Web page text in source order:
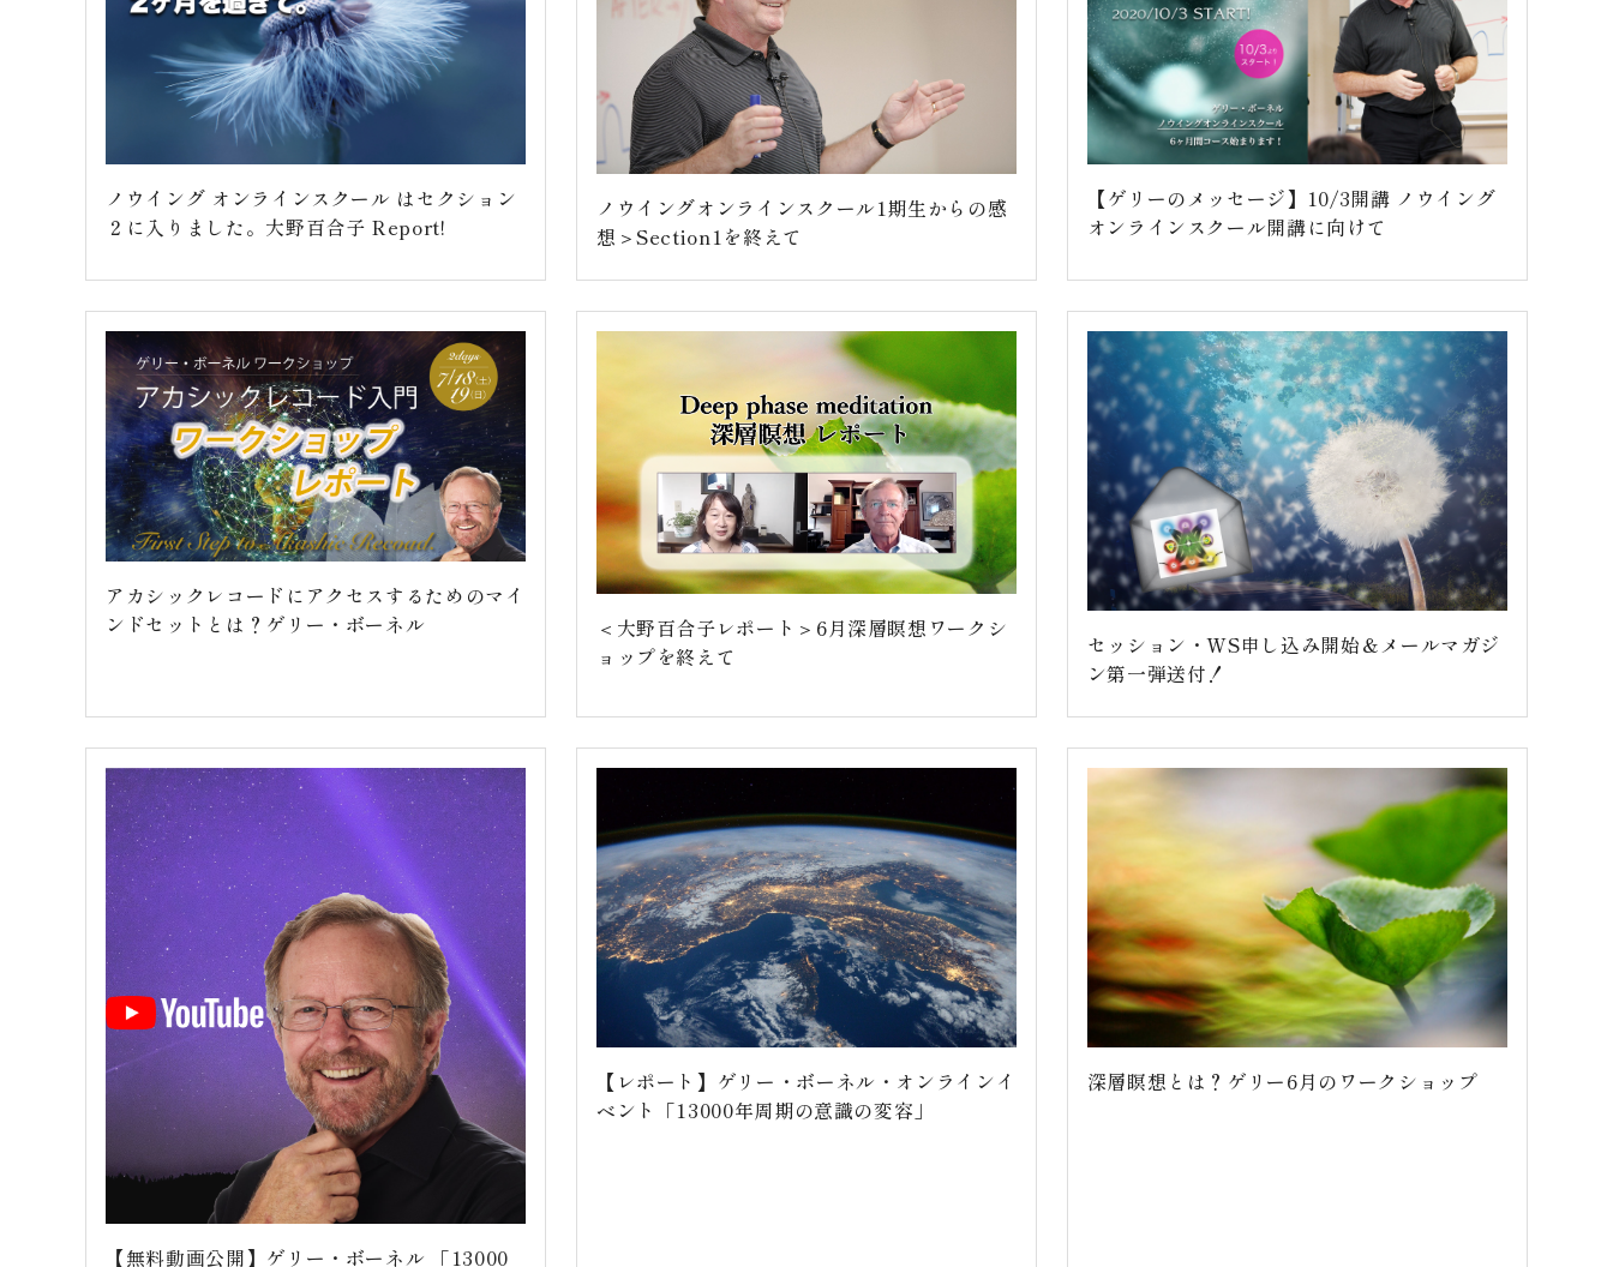
ノウイング オンラインスクール はセクション
２に入りました。大野百合子 Report!
ノウイングオンラインスクール1期生からの感
想＞Section1を終えて
【ゲリーのメッセージ】10/3開講 ノウイング
オンラインスクール開講に向けて
アカシックレコードにアクセスするためのマイ
ンドセットとは？ゲリー・ボーネル
＜大野百合子レポート＞6月深層瞑想ワークシ
ョップを終えて
セッション・WS申し込み開始＆メールマガジ
ン第一弾送付！
【無料動画公開】ゲリー・ボーネル 「13000
【レポート】ゲリー・ボーネル・オンラインイ
ベント「13000年周期の意識の変容」
深層瞑想とは？ゲリー6月のワークショップ